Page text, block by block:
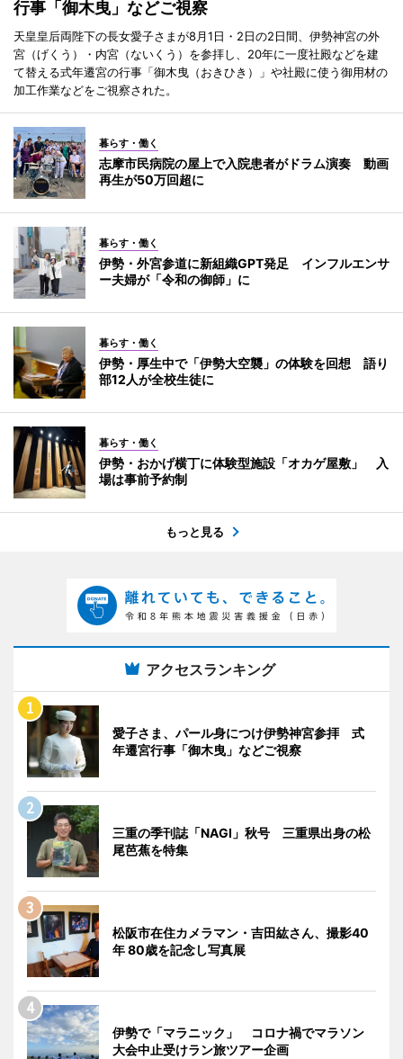
行事「御木曳」などご視察
天皇皇后両陛下の長女愛子さまが8月1日・2日の2日間、伊勢神宮の外
宮（げくう）・内宮（ないくう）を参拝し、20年に一度社殿などを建
て替える式年遷宮の行事「御木曳（おきひき）」や社殿に使う御用材の
加工作業などをご視察された。
暮らす・働く
志摩市民病院の屋上で入院患者がドラム演奏 動画
再生が50万回超に
暮らす・働く
伊勢・外宮参道に新組織GPT発足 インフルエンサ
ー夫婦が「令和の御師」に
暮らす・働く
伊勢・厚生中で「伊勢大空襲」の体験を回想 語り
部12人が全校生徒に
暮らす・働く
伊勢・おかげ横丁に体験型施設「オカゲ屋敷」 入
場は事前予約制
もっと見る
アクセスランキング
愛子さま、パール身につけ伊勢神宮参拝 式
年遷宮行事「御木曳」などご視察
三重の季刊誌「NAGI」秋号 三重県出身の松
尾芭蕉を特集
松阪市在住カメラマン・吉田紘さん、撮影40
年 80歳を記念し写真展
伊勢で「マラニック」 コロナ禍でマラソン
大会中止受けラン旅ツアー企画